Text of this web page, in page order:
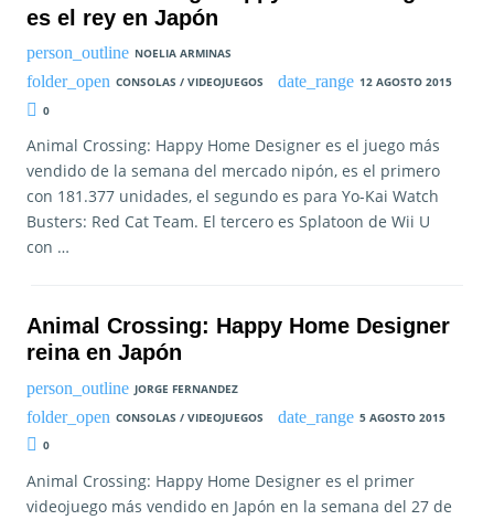
es el rey en Japón
NOELIA ARMINAS
CONSOLAS / VIDEOJUEGOS
12 AGOSTO 2015
0
Animal Crossing: Happy Home Designer es el juego más
vendido de la semana del mercado nipón, es el primero
con 181.377 unidades, el segundo es para Yo-Kai Watch
Busters: Red Cat Team. El tercero es Splatoon de Wii U
con …
Animal Crossing: Happy Home Designer
reina en Japón
JORGE FERNANDEZ
CONSOLAS / VIDEOJUEGOS
5 AGOSTO 2015
0
Animal Crossing: Happy Home Designer es el primer
videojuego más vendido en Japón en la semana del 27 de